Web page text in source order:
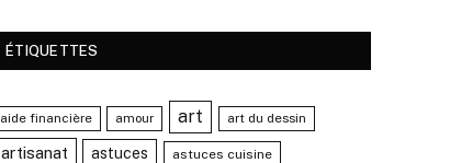
ÉTIQUETTES
aide financière amour art art du dessin
artisanat astuces astuces cuisine